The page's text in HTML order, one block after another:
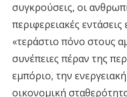
συγκρούσεις, οι
περιφερειακές
«τεράστιο πόνο στους
συνέπειες πέραν της
εμπόριο, την
οικονομική